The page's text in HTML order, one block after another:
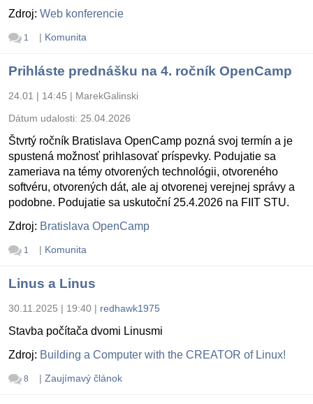
Zdroj: Web konferencie
1 | Komunita
Prihláste prednášku na 4. ročník OpenCamp
24.01 | 14:45 | MarekGalinski
Dátum udalosti: 25.04.2026
Štvrtý ročník Bratislava OpenCamp pozná svoj termín a je
spustená možnosť prihlasovať príspevky. Podujatie sa
zameriava na témy otvorených technológii, otvoreného
softvéru, otvorených dát, ale aj otvorenej verejnej správy a
podobne. Podujatie sa uskutoční 25.4.2026 na FIIT STU.
Zdroj: Bratislava OpenCamp
1 | Komunita
Linus a Linus
30.11.2025 | 19:40 | redhawk1975
Stavba počítača dvomi Linusmi
Zdroj: Building a Computer with the CREATOR of Linux!
8 | Zaujímavý článok